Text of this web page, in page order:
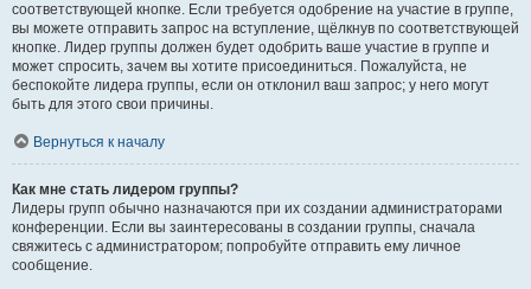
соответствующей кнопке. Если требуется одобрение на участие в группе,
вы можете отправить запрос на вступление, щёлкнув по соответствующей
кнопке. Лидер группы должен будет одобрить ваше участие в группе и
может спросить, зачем вы хотите присоединиться. Пожалуйста, не
беспокойте лидера группы, если он отклонил ваш запрос; у него могут
быть для этого свои причины.
Вернуться к началу
Как мне стать лидером группы?
Лидеры групп обычно назначаются при их создании администраторами
конференции. Если вы заинтересованы в создании группы, сначала
свяжитесь с администратором; попробуйте отправить ему личное
сообщение.